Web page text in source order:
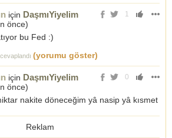
1
için DaşmıYiyelim
önce)
bu Fed :)
(yorumu göster)
0
için DaşmıYiyelim
önce)
nakite döneceğim yâ nasip yâ kısmet
Reklam